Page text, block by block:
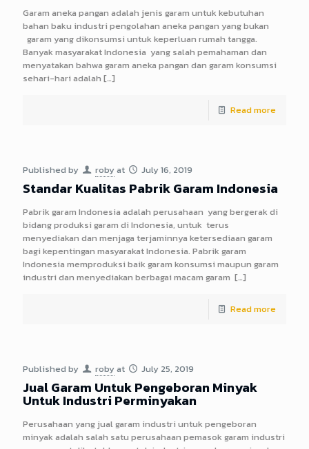
Garam aneka pangan adalah jenis garam untuk kebutuhan
bahan baku industri pengolahan aneka pangan yang bukan
garam yang dikonsumsi untuk keperluan rumah tangga.
Banyak masyarakat Indonesia yang salah pemahaman dan
menyatakan bahwa garam aneka pangan dan garam konsumsi
sehari-hari adalah […]
Read more
Published by robyat July 16, 2019
Standar Kualitas Pabrik Garam Indonesia
Pabrik garam Indonesia adalah perusahaan yang bergerak di
bidang produksi garam di Indonesia, untuk terus
menyediakan dan menjaga terjaminnya ketersediaan garam
bagi kepentingan masyarakat Indonesia. Pabrik garam
Indonesia memproduksi baik garam konsumsi maupun garam
industri dan menyediakan berbagai macam garam […]
Read more
Published by robyat July 25, 2019
Jual Garam Untuk Pengeboran Minyak
Untuk Industri Perminyakan
Perusahaan yang jual garam industri untuk pengeboran
minyak adalah salah satu perusahaan pemasok garam industri